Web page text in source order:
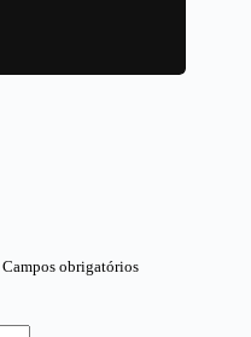
Campos obrigatórios